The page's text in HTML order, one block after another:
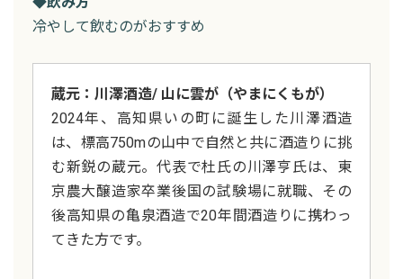
冷やして飲むのがおすすめ
蔵元：川澤酒造/ 山に雲が（やまにくもが）
2024年、高知県いの町に誕生した川澤酒造
は、標高750mの山中で自然と共に酒造りに挑
む新鋭の蔵元。代表で杜氏の川澤亨氏は、東
京農大醸造家卒業後国の試験場に就職、その
後高知県の亀泉酒造で20年間酒造りに携わっ
てきた方です。